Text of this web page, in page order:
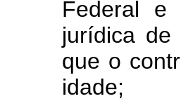
Federal e
jurídica
que o
idade;